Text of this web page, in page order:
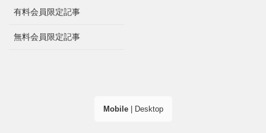
有料会員限定記事
無料会員限定記事
Mobile| Desktop